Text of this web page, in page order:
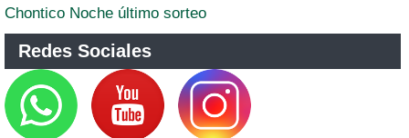
Chontico Noche último sorteo
Redes Sociales